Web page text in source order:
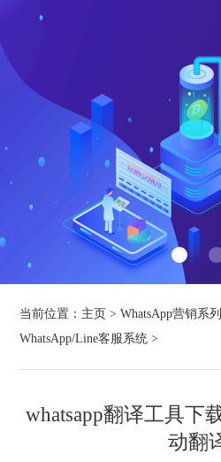
当前位置： 主页 >WhatsApp营销系列
WhatsApp/Line客服系统 >
whatsapp翻译工具下
动翻